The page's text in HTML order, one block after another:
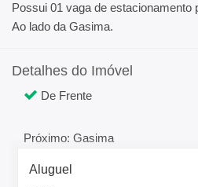
Possui 01 vaga de estacionamento
Ao lado da Gasima.
Detalhes do Imóvel
De Frente
Próximo: Gasima
Aluguel